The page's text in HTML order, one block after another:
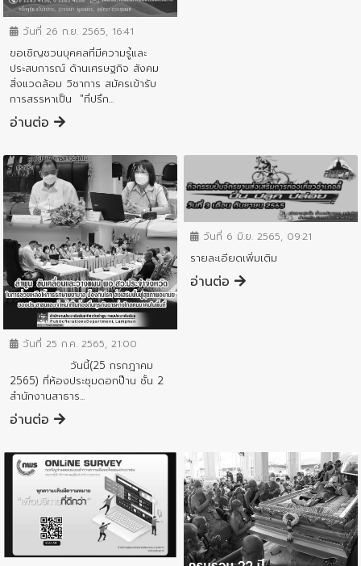
วันที่ 26 ก.ย. 2565, 16:41
ขอเชิญชวนบุคคลที่มีความรู่้และ
ประสบการณ์ ด้านเศรษฐกิจ สังคม
สิ่งแวดล้อม วิชาการ สมัครเข้ารับ
การสรรหาเป็น "ที่ปรึก...
อ่านต่อ
ข่าวประชาสัมพันธ์
วันที่ 25 ก.ค. 2565, 21:00
วันนี้(25 กรกฎาคม
2565) ที่ห้องประชุมดอกป๊าน ชั้น 2
สำนักงานสาธาร...
อ่านต่อ
ข่าวประชาสัมพันธ์
วันที่ 6 มิ.ย. 2565, 09:21
รายละเอียดเพิ่มเติม
อ่านต่อ
ข่าวประชาสัมพันธ์